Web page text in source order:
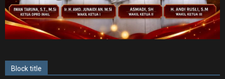
Block title